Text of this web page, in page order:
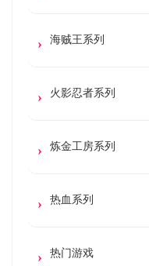
海贼王系列
火影忍者系列
炼金工房系列
热血系列
热门游戏